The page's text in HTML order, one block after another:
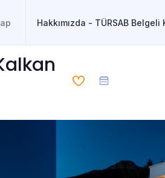
Hakkımızda - TÜRSAB